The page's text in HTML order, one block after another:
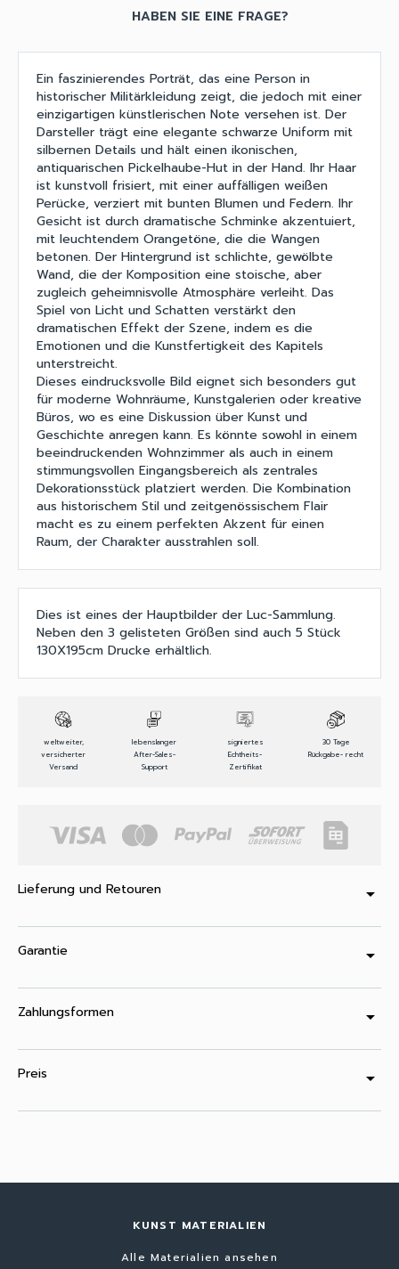
HABEN SIE EINE FRAGE?
Ein faszinierendes Porträt, das eine Person in
historischer Militärkleidung zeigt, die jedoch mit einer
einzigartigen künstlerischen Note versehen ist. Der
Darsteller trägt eine elegante schwarze Uniform mit
silbernen Details und hält einen ikonischen,
antiquarischen Pickelhaube-Hut in der Hand. Ihr Haar
ist kunstvoll frisiert, mit einer auffälligen weißen
Perücke, verziert mit bunten Blumen und Federn. Ihr
Gesicht ist durch dramatische Schminke akzentuiert,
mit leuchtendem Orangetöne, die die Wangen
betonen. Der Hintergrund ist schlichte, gewölbte
Wand, die der Komposition eine stoische, aber
zugleich geheimnisvolle Atmosphäre verleiht. Das
Spiel von Licht und Schatten verstärkt den
dramatischen Effekt der Szene, indem es die
Emotionen und die Kunstfertigkeit des Kapitels
unterstreicht.
Dieses eindrucksvolle Bild eignet sich besonders gut
für moderne Wohnräume, Kunstgalerien oder kreative
Büros, wo es eine Diskussion über Kunst und
Geschichte anregen kann. Es könnte sowohl in einem
beeindruckenden Wohnzimmer als auch in einem
stimmungsvollen Eingangsbereich als zentrales
Dekorationsstück platziert werden. Die Kombination
aus historischem Stil und zeitgenössischem Flair
macht es zu einem perfekten Akzent für einen
Raum, der Charakter ausstrahlen soll.
Dies ist eines der Hauptbilder der Luc-Sammlung.
Neben den 3 gelisteten Größen sind auch 5 Stück
130X195cm Drucke erhältlich.
weltweiter,
versicherter
Versand
lebenslanger
After-Sales-
Support
signiertes
Echtheits-
Zertifikat
30 Tage
Rückgabe- recht
Lieferung und Retouren arrow_drop_down
Garantie arrow_drop_down
Zahlungsformen arrow_drop_down
Preis arrow_drop_down
KUNST MATERIALIEN
Alle Materialien ansehen